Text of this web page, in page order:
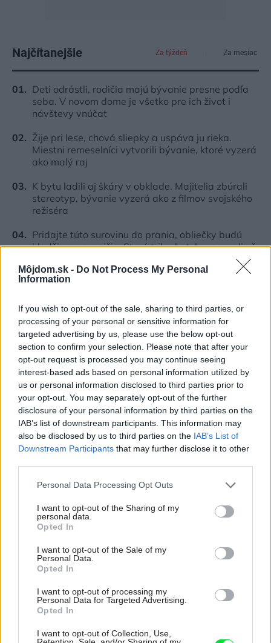
Môjdom.sk - Do Not Process My Personal
Information
If you wish to opt-out of the sale, sharing to third parties, or
processing of your personal or sensitive information for
targeted advertising by us, please use the below opt-out
section to confirm your selection. Please note that after your
opt-out request is processed you may continue seeing
interest-based ads based on personal information utilized by
us or personal information disclosed to third parties prior to
your opt-out. You may separately opt-out of the further
disclosure of your personal information by third parties on the
IAB’s list of downstream participants. This information may
also be disclosed by us to third parties on the IAB’s List of
Downstream Participants that may further disclose it to other
Please note that this website/app uses one or more Google
not limited to your visit or usage behaviour. You may click to
grant or deny consent to Google and its third-party tags to
use your data for below specified purposes in below Google
consent section.
Personal Data Processing Opt Outs
I want to opt-out of the Sharing of my
personal data.
Opted In
I want to opt-out of the Sale of my
Personal Data.
Opted In
I want to opt-out of processing my
Personal Data for Targeted Advertising.
Opted In
I want to opt-out of Collection, Use,
Najčítanejšie Za týždeň Za mesiac
Deti odrástli, rodičia majú bývanie presne podľa
seba. V novom dome je všetko pre ich život i
návštevy vnúčat
Žije pri lese, chová sliepky a uspáva ju rieka.
Miestni remeselníci vytvorili bývanie, ktoré vyzerá
ako malý raj
K bytu ladili aj škáry v obklade. Majitelia zbúrali
stereotyp, bývanie vyzerá ako z filmov svojského
režiséra
Pridajte túto surovinu do prania, obliečky budú
hladšie a pevnejšie. Starý trik z hotelov poznali už
Kedysi boli veľkým trendom, dnes sa im radšej
zastaralou
Inšpirácie
pracovňa,sklo, modrá
Najnovšie príspevky